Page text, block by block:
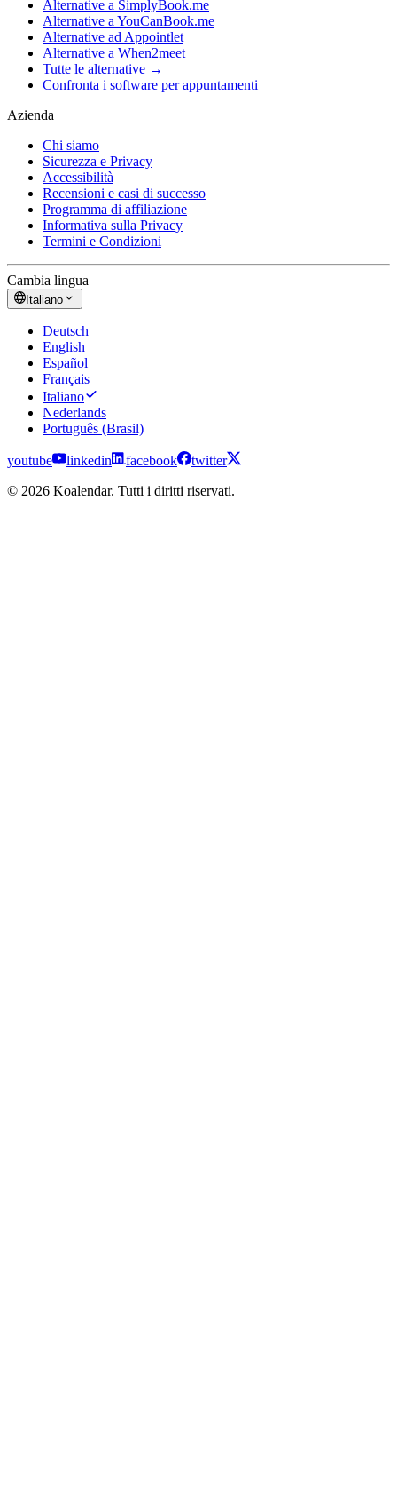
Alternative a SimplyBook.me
Alternative a YouCanBook.me
Alternative ad Appointlet
Alternative a When2meet
Tutte le alternative →
Confronta i software per appuntamenti
Azienda
Chi siamo
Sicurezza e Privacy
Accessibilità
Recensioni e casi di successo
Programma di affiliazione
Informativa sulla Privacy
Termini e Condizioni
Cambia lingua
Italiano
Deutsch
English
Español
Français
Italiano
Nederlands
Português (Brasil)
youtube linkedin facebook
twitter
© 2026 Koalendar. Tutti i diritti riservati.